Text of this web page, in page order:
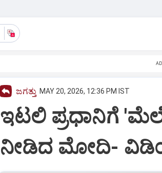
ಜಗತ್ತು MAY 20, 2026, 12:36 PM IST
ಇಟಲಿ ಪ್ರಧಾನಿಗೆ
ನೀಡಿದ ಮೋದಿ-